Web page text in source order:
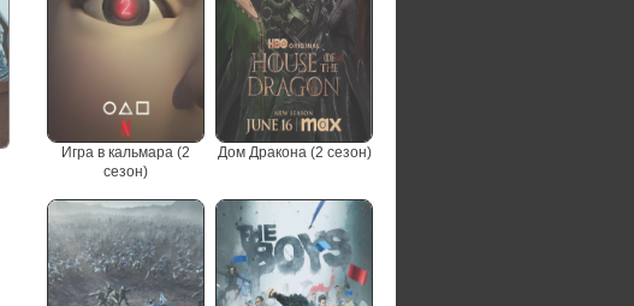
Игра в кальмара (2
сезон)
Дом Дракона (2 сезон)